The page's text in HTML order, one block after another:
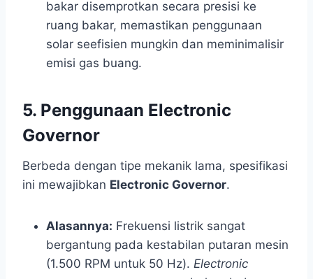
bakar disemprotkan secara presisi ke
ruang bakar, memastikan penggunaan
solar seefisien mungkin dan meminimalisir
emisi gas buang.
5. Penggunaan Electronic
Governor
Berbeda dengan tipe mekanik lama, spesifikasi
ini mewajibkan Electronic Governor.
Alasannya: Frekuensi listrik sangat
bergantung pada kestabilan putaran mesin
(1.500 RPM untuk 50 Hz). Electronic